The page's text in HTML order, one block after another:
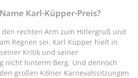
Karl-Küpper-Preis?
rechten Arm zum Hitlergruß und
Regnen sei. Karl Küpper hielt in
Kritik und seiner
nicht hinterm Berg. Und dennoch
großen Kölner Karnevalssitzungen